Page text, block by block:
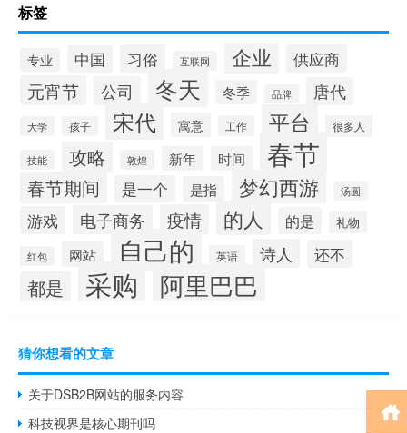
标签
专业 中国 习俗 互联网 企业 供应商
元宵节 公司 冬天 冬季 品牌 唐代
大学 孩子 宋代 寓意 工作 平台 很多人
技能 攻略 敦煌 新年 时间 春节
春节期间 是一个 是指 梦幻西游 汤圆
游戏 电子商务 疫情 的人 的是 礼物
红包 网站 自己的 英语 诗人 还不
都是 采购 阿里巴巴
猜你想看的文章
关于DSB2B网站的服务内容
科技视界是核心期刊吗